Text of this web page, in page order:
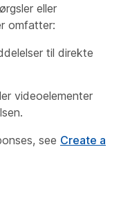
eller
omfatter:
til direkte
videoelementer
see Create a